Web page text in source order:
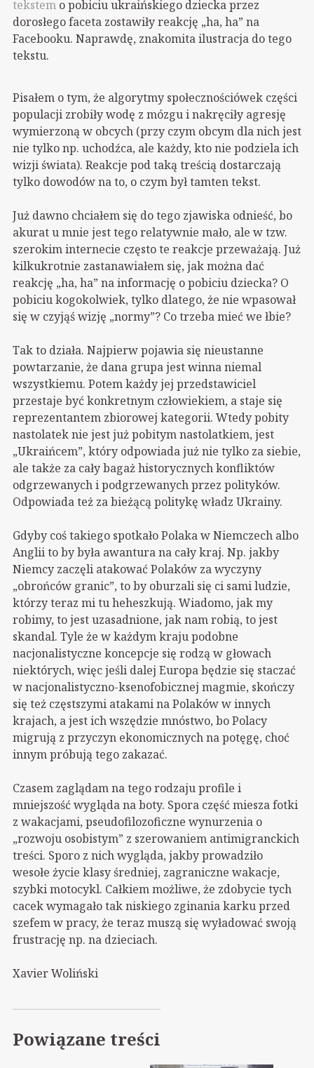
tekstem o pobiciu ukraińskiego dziecka przez
dorosłego faceta zostawiły reakcję „ha, ha” na
Facebooku. Naprawdę, znakomita ilustracja do tego
tekstu.
Pisałem o tym, że algorytmy społecznościówek części
populacji zrobiły wodę z mózgu i nakręciły agresję
wymierzoną w obcych (przy czym obcym dla nich jest
nie tylko np. uchodźca, ale każdy, kto nie podziela ich
wizji świata). Reakcje pod taką treścią dostarczają
tylko dowodów na to, o czym był tamten tekst.
Już dawno chciałem się do tego zjawiska odnieść, bo
akurat u mnie jest tego relatywnie mało, ale w tzw.
szerokim internecie często te reakcje przeważają. Już
kilkukrotnie zastanawiałem się, jak można dać
reakcję „ha, ha” na informację o pobiciu dziecka? O
pobiciu kogokolwiek, tylko dlatego, że nie wpasował
się w czyjąś wizję „normy”? Co trzeba mieć we łbie?
Tak to działa. Najpierw pojawia się nieustanne
powtarzanie, że dana grupa jest winna niemal
wszystkiemu. Potem każdy jej przedstawiciel
przestaje być konkretnym człowiekiem, a staje się
reprezentantem zbiorowej kategorii. Wtedy pobity
nastolatek nie jest już pobitym nastolatkiem, jest
„Ukraińcem”, który odpowiada już nie tylko za siebie,
ale także za cały bagaż historycznych konfliktów
odgrzewanych i podgrzewanych przez polityków.
Odpowiada też za bieżącą politykę władz Ukrainy.
Gdyby coś takiego spotkało Polaka w Niemczech albo
Anglii to by była awantura na cały kraj. Np. jakby
Niemcy zaczęli atakować Polaków za wyczyny
„obrońców granic”, to by oburzali się ci sami ludzie,
którzy teraz mi tu heheszkują. Wiadomo, jak my
robimy, to jest uzasadnione, jak nam robią, to jest
skandal. Tyle że w każdym kraju podobne
nacjonalistyczne koncepcje się rodzą w głowach
niektórych, więc jeśli dalej Europa będzie się staczać
w nacjonalistyczno-ksenofobicznej magmie, skończy
się też częstszymi atakami na Polaków w innych
krajach, a jest ich wszędzie mnóstwo, bo Polacy
migrują z przyczyn ekonomicznych na potęgę, choć
innym próbują tego zakazać.
Czasem zaglądam na tego rodzaju profile i
mniejszość wygląda na boty. Spora część miesza fotki
z wakacjami, pseudofilozoficzne wynurzenia o
„rozwoju osobistym” z szerowaniem antimigranckich
treści. Sporo z nich wygląda, jakby prowadziło
wesołe życie klasy średniej, zagraniczne wakacje,
szybki motocykl. Całkiem możliwe, że zdobycie tych
cacek wymagało tak niskiego zginania karku przed
szefem w pracy, że teraz muszą się wyładować swoją
frustrację np. na dzieciach.
Xavier Woliński
Powiązane treści